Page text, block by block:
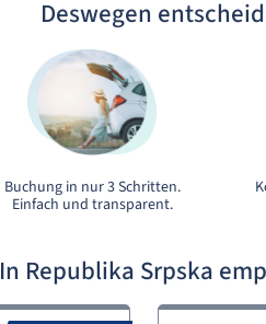
Deswegen
Buchung in nur 3 Schritten.
Einfach und transparent.
In Republika Srpska